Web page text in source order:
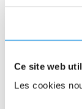
Ce site web
Les cookies